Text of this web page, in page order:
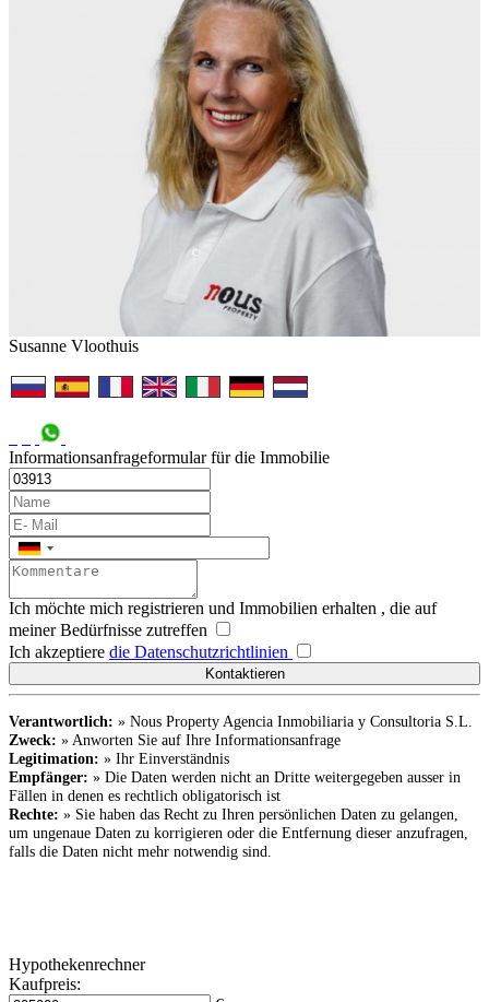
Susanne Vloothuis
Informationsanfrageformular für die Immobilie
Ich möchte mich registrieren und Immobilien erhalten , die auf
meiner Bedürfnisse zutreffen
Ich akzeptiere die Datenschutzrichtlinien
Verantwortlich: » Nous Property Agencia Inmobiliaria y Consultoria S.L.
Zweck: » Anworten Sie auf Ihre Informationsanfrage
Legitimation: » Ihr Einverständnis
Empfänger: » Die Daten werden nicht an Dritte weitergegeben ausser in
Fällen in denen es rechtlich obligatorisch ist
Rechte: » Sie haben das Recht zu Ihren persönlichen Daten zu gelangen,
um ungenaue Daten zu korrigieren oder die Entfernung dieser anzufragen,
falls die Daten nicht mehr notwendig sind.
Hypothekenrechner
Kaufpreis: